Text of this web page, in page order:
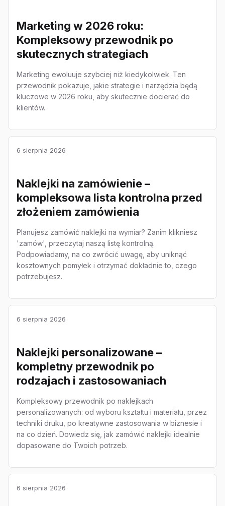
Marketing w 2026 roku:
Kompleksowy przewodnik po
skutecznych strategiach
Marketing ewoluuje szybciej niż kiedykolwiek. Ten
przewodnik pokazuje, jakie strategie i narzędzia będą
kluczowe w 2026 roku, aby skutecznie docierać do
klientów.
6 sierpnia 2026
Naklejki na zamówienie –
kompleksowa lista kontrolna przed
złożeniem zamówienia
Planujesz zamówić naklejki na wymiar? Zanim klikniesz
'zamów', przeczytaj naszą listę kontrolną.
Podpowiadamy, na co zwrócić uwagę, aby uniknąć
kosztownych pomyłek i otrzymać dokładnie to, czego
potrzebujesz.
6 sierpnia 2026
Naklejki personalizowane –
kompletny przewodnik po
rodzajach i zastosowaniach
Kompleksowy przewodnik po naklejkach
personalizowanych: od wyboru kształtu i materiału, przez
techniki druku, po kreatywne zastosowania w biznesie i
na co dzień. Dowiedz się, jak zamówić naklejki idealnie
dopasowane do Twoich potrzeb.
6 sierpnia 2026